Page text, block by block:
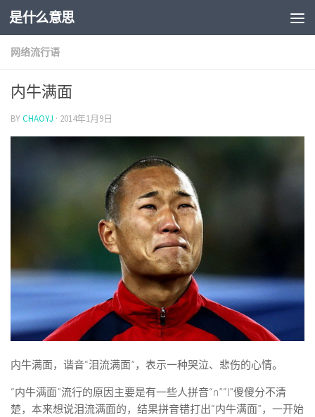
是什么意思
网络流行语
内牛满面
BYCHAOYJ · 2014年1月9日
内牛满面，谐音“泪流满面”，表示一种哭泣、悲伤的心情。
“内牛满面”流行的原因主要是有一些人拼音“n”“l”傻傻分不清
楚，本来想说泪流满面的，结果拼音错打出“内牛满面”，一开始